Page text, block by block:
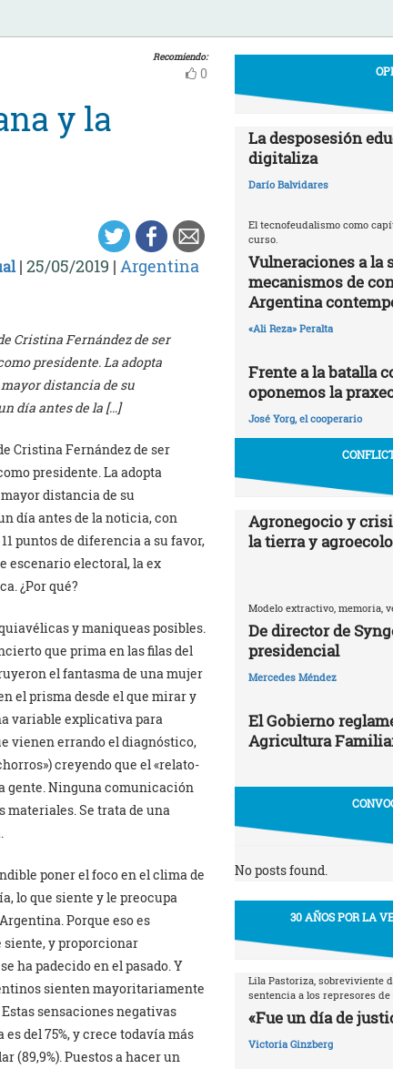
Recomiendo:
0
y la
| 25/05/2019 | Argentina
Cristina Fernández de ser
presidente. La adopta
distancia de su
día antes de la […]
Cristina Fernández de ser
presidente. La adopta
distancia de su
día antes de la noticia, con
puntos de diferencia a su favor,
escenario electoral, la ex
¿Por qué?
y maniqueas posibles.
que prima en las filas del
el fantasma de una mujer
el prisma desde el que mirar y
variable explicativa para
vienen errando el diagnóstico,
creyendo que el «relato-
gente. Ninguna comunicación
materiales. Se trata de una
poner el foco en el clima de
lo que siente y le preocupa
Porque eso es
siente, y proporcionar
ha padecido en el pasado. Y
sienten mayoritariamente
Estas sensaciones negativas
del 75%, y crece todavía más
(89,9%). Puestos a hacer un
La desposesión
digitaliza
Darío Balvidares
El tecnofeudalismo como
curso.
Vulneraciones a la
mecanismos de
Argentina
«Ali Reza» Peralta
Frente a la batalla
oponemos la
José Yorg, el cooperario
Agronegocio y
la tierra y
Modelo extractivo, memoria,
De director de
presidencial
Mercedes Méndez
El Gobierno
Agricultura
No posts found.
30 AÑOS POR LA
Lila Pastoriza, sobreviviente
sentencia a los represores
«Fue un día de
Victoria Ginzberg